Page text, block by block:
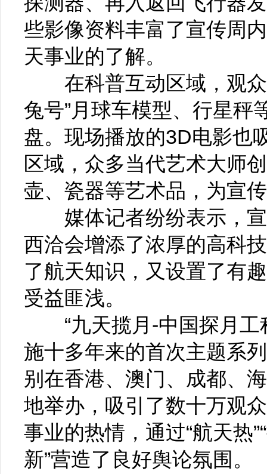
些影像资料丰富了宣传周
天事业的了解。
在科普互动区域，观众
兔号”月球车模型、行星秤
盘。现场播放的3D电影也
区域，众多当代艺术大师
壶、瓷器等艺术品，为宣
媒体记者纷纷表示，宣
西洽会增添了浓厚的高科
了航天知识，又设置了有
受益匪浅。
“九天揽月-中国探月工
施十多年来的首次主题系
别在香港、澳门、成都、
地举办，吸引了数十万观
事业的热情，通过“航天热
新”营造了良好舆论氛围。